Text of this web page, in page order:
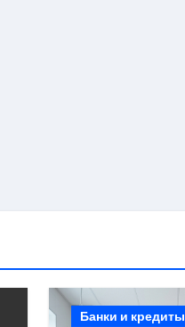
Банки и кредиты